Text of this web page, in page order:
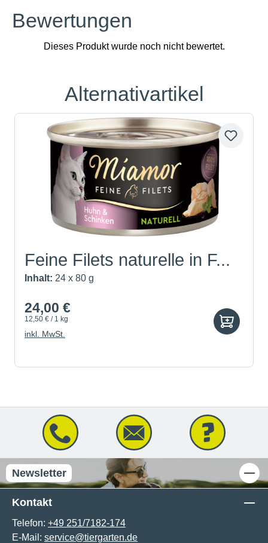
Bewertungen
Produktgalerie überspringen
Alternativartikel
Feine Filets naturelle in F...
Inhalt: 24 x 80 g
24,00 €
12,50 € / 1 kg
inkl. MwSt.
Newsletter
Kontakt
Telefon: +49 251/7182-174
E-Mail: service@tiergarten.de